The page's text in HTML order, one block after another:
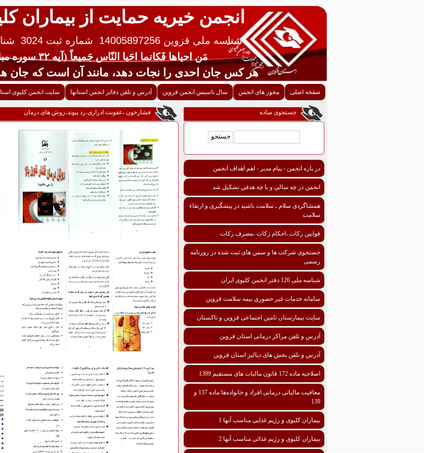
انجمن خیریه حمایت از بیماران
شناسه ملی قزوین 14005897256 شماره ثبت 3024
مَن احیاها فَکانما احَیا النّاس جَمیعاً (آیه ۳۲ سوره مبارکه مائده قرآن کریم)
هر کس جان احدی را نجات دهد، مانند آن است که جان
صفحه اصلی مجوز های انجمن سال تاسیس انجمن قزوین آدرس و تلفن دفاتر انجمن استانها سایت انجمن کلیوی
جستجوی ساده
در باره انجمن - پیام مدیر - اهم اهداف انجمن
انجمن در چه سالي و با چه هدفي تشكيل شد
همشاگردی سلام ـ سلامت باشید در پیشگیری و ارتقاء
سلامت
قوانین زکات ،احکام زکات ،مصرف زکات
جستجوی شرکت ها و سمن های ثبت شده در روزنامه
رسمی
شناسه ملی 120 دفتر انجمن کلیوی ایران
سامانه خدمات غیر حضوري بیمه سلامت قزوین
سایت بیمارستان تامین اجتماعی قزوین و تاکستان
آدرس و تلفن مراکز درمانی استان قزوین
آدرس و تلفن بخش های دیالیز استان قزوین
اصلاحیه ماده 172 قانون مالیات های مستقیم 1399
معافیت مالیاتی درمانی افراد و خانواده‌ها ماده 137 و
139
بیماران کلیوی و رژیم غذایی مناسب آنها 1
بیماران کلیوی و رژیم غذائی مناسب آنها 2
فشارخون ،عفونت ادراری،رد پیوند،روش های درمان